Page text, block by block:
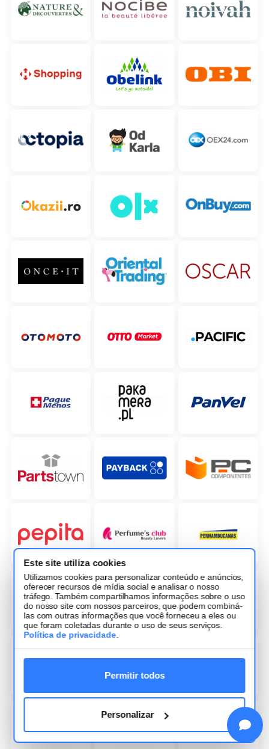
Este site utiliza cookies
Utilizamos cookies para personalizar conteúdo e anúncios,
oferecer recursos de mídia social e analisar o nosso
tráfego. Também compartilhamos informações sobre o uso
do nosso site com nossos parceiros, que podem combiná-
las com outras informações que você forneceu a eles ou
que foram coletadas durante o uso de seus serviços.
Política de privacidade
Permitir todos
Personalizar